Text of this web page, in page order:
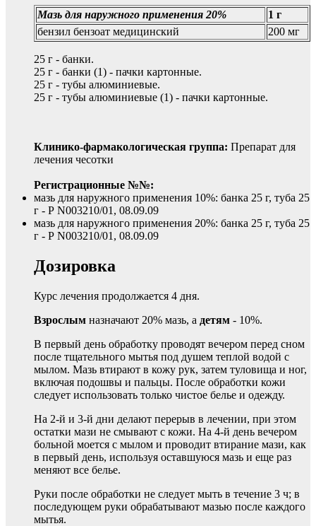
Мазь для наружного применения 20%
1 г
бензил бензоат медицинский
200 мг
25 г - банки.
25 г - банки (1) - пачки картонные.
25 г - тубы алюминиевые.
25 г - тубы алюминиевые (1) - пачки картонные.
Клинико-фармакологическая группа: Препарат для
лечения чесотки
Регистрационные №№:
мазь для наружного применения 10%: банка 25 г, туба 25
г - Р N003210/01, 08.09.09
мазь для наружного применения 20%: банка 25 г, туба 25
г - Р N003210/01, 08.09.09
Дозировка
Курс лечения продолжается 4 дня.
Взрослым назначают 20% мазь, а детям - 10%.
В первый день обработку проводят вечером перед сном
после тщательного мытья под душем теплой водой с
мылом. Мазь втирают в кожу рук, затем туловища и ног,
включая подошвы и пальцы. После обработки кожи
следует использовать только чистое белье и одежду.
На 2-й и 3-й дни делают перерыв в лечении, при этом
остатки мази не смывают с кожи. На 4-й день вечером
больной моется с мылом и проводит втирание мази, как
в первый день, используя оставшуюся мазь и еще раз
меняют все белье.
Руки после обработки не следует мыть в течение 3 ч; в
последующем руки обрабатывают мазью после каждого
мытья.